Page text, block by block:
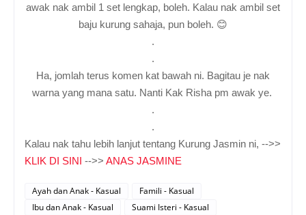
awak nak ambil 1 set lengkap, boleh. Kalau nak ambil set
baju kurung sahaja, pun boleh. 😊
.
.
Ha, jomlah terus komen kat bawah ni. Bagitau je nak
warna yang mana satu. Nanti Kak Risha pm awak ye.
.
.
Kalau nak tahu lebih lanjut tentang Kurung Jasmin ni, -->>
KLIK DI SINI -->> ANAS JASMINE
Ayah dan Anak - Kasual
Famili - Kasual
Ibu dan Anak - Kasual
Suami Isteri - Kasual